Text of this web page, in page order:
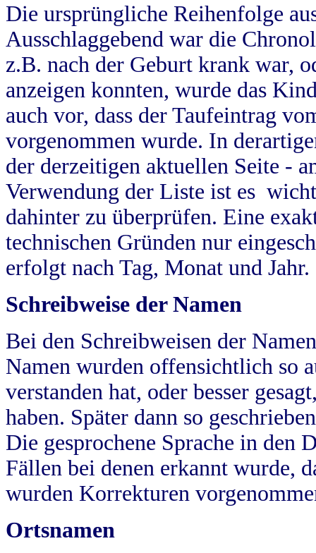
Die ursprüngliche Reihenfolge
Ausschlaggebend war die
z.B. nach der Geburt krank war,
anzeigen konnten, wurde das
auch vor, dass der Taufeintrag
vorgenommen wurde. In
der derzeitigen aktuellen Seite -
Verwendung der Liste ist es
dahinter zu überprüfen. Eine
technischen Gründen nur
erfolgt nach Tag, Monat und Jahr.
Schreibweise der Namen
Bei den Schreibweisen der
Namen wurden offensichtlich so
verstanden hat, oder besser
haben. Später dann so
Die gesprochene Sprache in
Fällen bei denen erkannt wurde,
wurden Korrekturen
Ortsnamen